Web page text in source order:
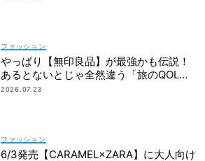
ファッション
やっぱり【無印良品】が最強かも伝説！
あるとないとじゃ全然違う「旅のQOL爆
上げアイテム」
2026.07.23
ファッション
6/3発売【CARAMEL×ZARA】に大人向け